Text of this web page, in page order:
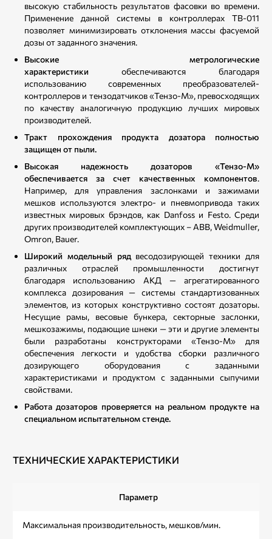
высокую стабильность результатов фасовки во времени.
Применение данной системы в контроллерах ТВ-011
позволяет минимизировать отклонения массы фасуемой
дозы от заданного значения.
Высокие метрологические
характеристики обеспечиваются благодаря
использованию современных преобразователей-
контроллеров и тензодатчиков «Тензо-М», превосходящих
по качеству аналогичную продукцию лучших мировых
производителей.
Тракт прохождения продукта дозатора полностью
защищен от пыли.
Высокая надежность дозаторов «Тензо-М»
обеспечивается за счет качественных компонентов.
Например, для управления заслонками и зажимами
мешков используются электро- и пневмопривода таких
известных мировых брэндов, как Danfoss и Festo. Среди
других производителей комплектующих – ABB, Weidmuller,
Omron, Bauer.
Широкий модельный ряд весодозирующей техники для
различных отраслей промышленности достигнут
благодаря использованию АКД — агрегатированного
комплекса дозирования — системы стандартизованных
элементов, из которых конструктивно состоят дозаторы.
Несущие рамы, весовые бункера, секторные заслонки,
мешкозажимы, подающие шнеки — эти и другие элементы
были разработаны конструкторами «Тензо-М» для
обеспечения легкости и удобства сборки различного
дозирующего оборудования с заданными
характеристиками и продуктом с заданными сыпучими
свойствами.
Работа дозаторов проверяется на реальном продукте на
специальном испытательном стенде.
ТЕХНИЧЕСКИЕ ХАРАКТЕРИСТИКИ
Параметр
Максимальная производительность, мешков/мин.